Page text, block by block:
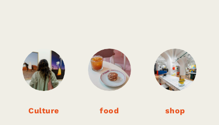
Oh my cooks
| FOOD
Culture food shop